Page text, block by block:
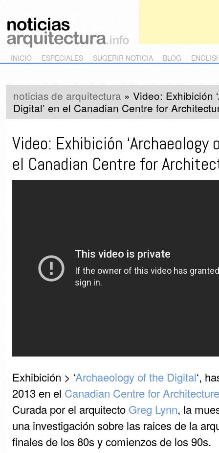
Main menu
Skip to primary content
Skip to secondary content
INICIO ESPECIALES SUGERIR NOTICIA BLOG
noticias de arquitectura » Video: Exhibición
Digital’ en el Canadian Centre for
Video: Exhibición ‘Archaeology
el Canadian Centre for
Exhibición > ‘Archaeology of the Digital‘,
2013 en el Canadian Centre for Architecture
Curada por el arquitecto Greg Lynn, la
una investigación sobre las raices de la
finales de los 80s y comienzos de los 90s.